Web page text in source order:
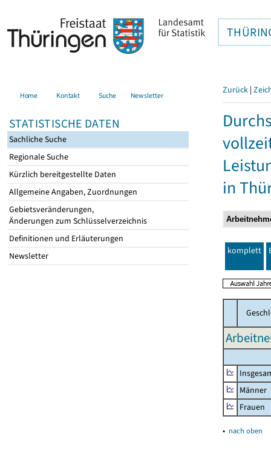
Home Kontakt Suche Newsletter
STATISTISCHE DATEN
Sachliche Suche
Regionale Suche
Kürzlich bereitgestellte Daten
Allgemeine Angaben, Zuordnungen
Gebietsveränderungen,
Änderungen zum Schlüsselverzeichnis
Definitionen und Erläuterungen
Newsletter
Zurück |
in
komplett
Männer
Frauen
▴ nach oben